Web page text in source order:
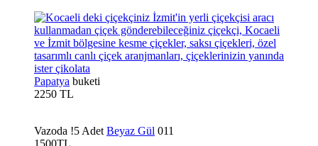
Papatya buketi
2250 TL
Vazoda !5 Adet Beyaz Gül 011
1500TL